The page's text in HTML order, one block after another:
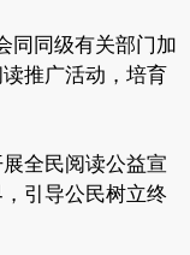
同同级有关部门加
推广活动，培育
全民阅读公益宣
引导公民树立终